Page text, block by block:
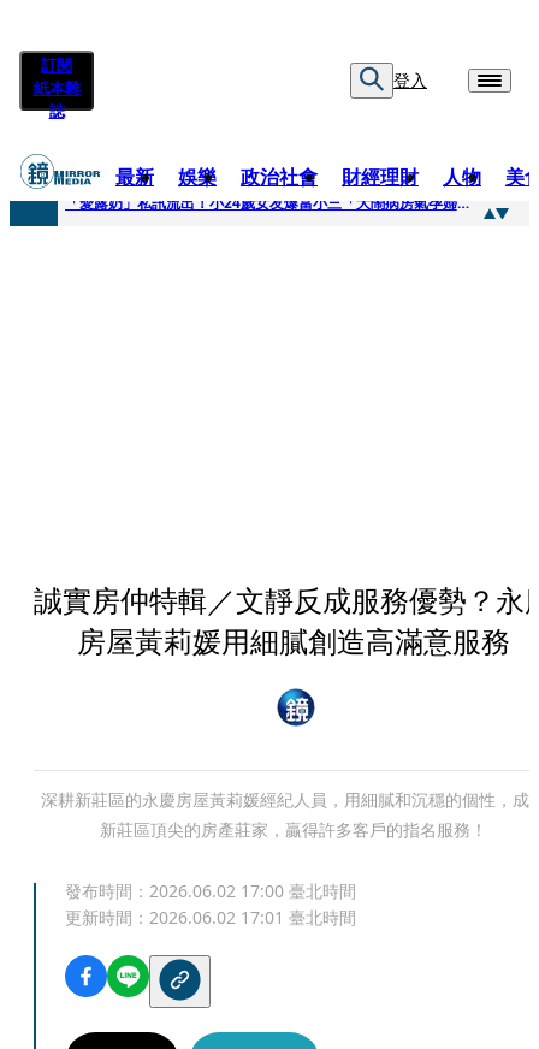
訂閱
紙本雜
誌
登入
最新 娛樂 政治社會 財經理財 人物 美
快訊
「愛露奶」私訊流出！小24歲女友爆當小三「大鬧病房氣孕婦」 姜厚任不忍回應了
誠實房仲特輯／文靜反成服務優勢？永
房屋黃莉媛用細膩創造高滿意服務
深耕新莊區的永慶房屋黃莉媛經紀人員，用細膩和沉穩的個性，成
新莊區頂尖的房產莊家，贏得許多客戶的指名服務！
發布時間： 2026.06.02 17:00 臺北時間
更新時間： 2026.06.02 17:01 臺北時間